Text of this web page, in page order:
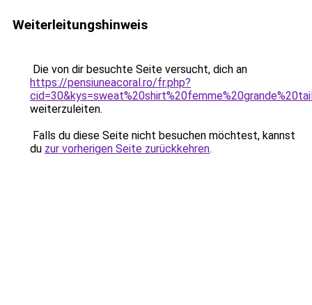
Weiterleitungshinweis
Die von dir besuchte Seite versucht, dich an
https://pensiuneacoral.ro/fr.php?
weiterzuleiten.
Falls du diese Seite nicht besuchen möchtest, kannst
du zur vorherigen Seite zurückkehren.